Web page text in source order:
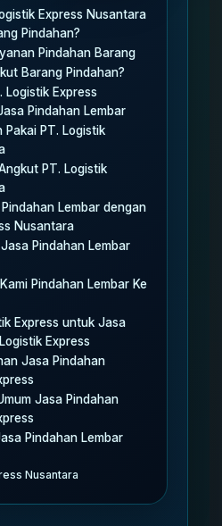
Express Nusantara
Pindahan?
Pindahan Barang
Barang Pindahan?
Logistik Express
Pindahan Lembar
Pakai PT. Logistik
PT. Logistik
Lembar dengan
Nusantara
Pindahan Lembar
Pindahan Lembar Ke
Express untuk Jasa
Express
Jasa Pindahan
Jasa Pindahan
Pindahan Lembar
Nusantara